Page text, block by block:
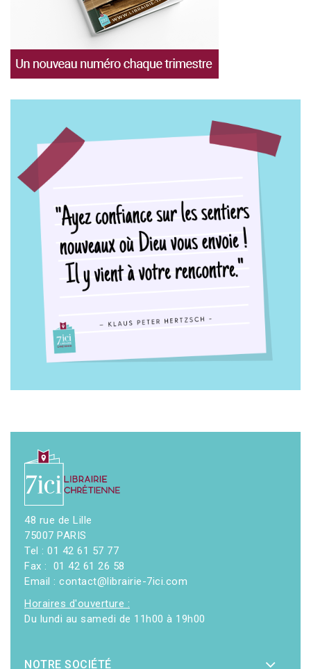
48 rue de Lille
75007 PARIS
Tel : 01 42 61 57 77
Fax : 01 42 61 26 58
Email : contact@librairie-7ici.com
Horaires d'ouverture :
Du lundi au samedi de 11h00 à 19h00
NOTRE SOCIÉTÉ